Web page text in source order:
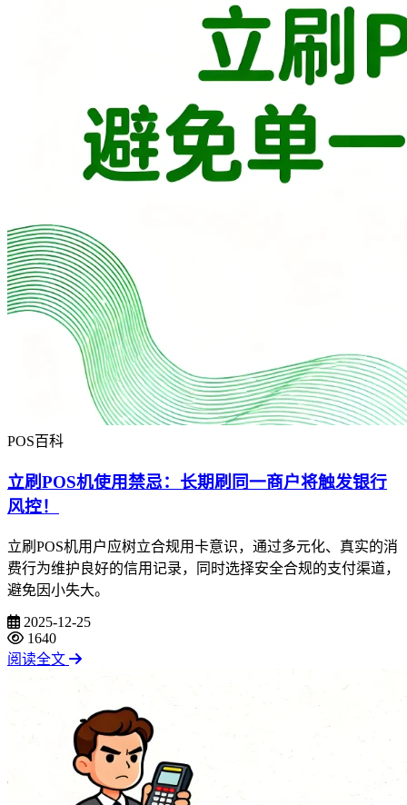
POS百科
立刷POS机使用禁忌：长期刷同一商户将触发银行
风控！
立刷POS机用户应树立合规用卡意识，通过多元化、真实的消
费行为维护良好的信用记录，同时选择安全合规的支付渠道，
避免因小失大。
2025-12-25
1640
阅读全文